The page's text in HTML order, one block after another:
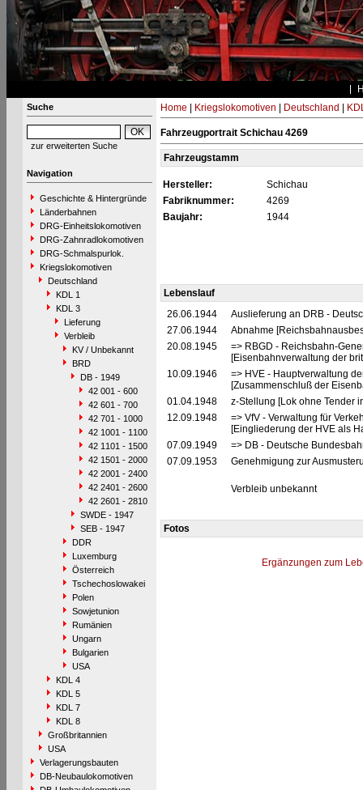
Suche
zur erweiterten Suche
Navigation
Geschichte & Hintergründe
Länderbahnen
DRG-Einheitslokomotiven
DRG-Zahnradlokomotiven
DRG-Schmalspurlok.
Kriegslokomotiven
Deutschland
KDL 1
KDL 3
Lieferung
Verbleib
KV / Unbekannt
BRD
DB - 1949
42 001 - 600
42 601 - 700
42 701 - 1000
42 1001 - 1100
42 1101 - 1500
42 1501 - 2000
42 2001 - 2400
42 2401 - 2600
42 2601 - 2810
SWDE - 1947
SEB - 1947
DDR
Luxemburg
Österreich
Tschechoslowakei
Polen
Sowjetunion
Rumänien
Ungarn
Bulgarien
USA
KDL 4
KDL 5
KDL 7
KDL 8
Großbritannien
USA
Verlagerungsbauten
DB-Neubaulokomotiven
Home Kriegslokomotiven Deutschland
Fahrzeugportrait Schichau 4269
Fahrzeugstamm
Hersteller:
Schichau
Fabriknummer:
4269
Baujahr:
1944
Lebenslauf
26.06.1944
Auslieferung an DRB -
27.06.1944
Abnahme
20.08.1945
=> RBGD - Reichsbahn-
[Eisenbahnverwaltung der
10.09.1946
=> HVE - Hauptverwaltung
[Zusammenschluß der
01.04.1948
z-Stellung [Lok ohne Tender
12.09.1948
=> VfV - Verwaltung für
[Eingliederung der HVE als
07.09.1949
=> DB - Deutsche
07.09.1953
Genehmigung zur
Verbleib unbekannt
Fotos
Ergänzungen zum